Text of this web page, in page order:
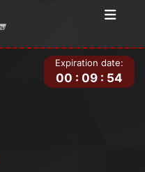
Expiration date:
00 : 09 : 54